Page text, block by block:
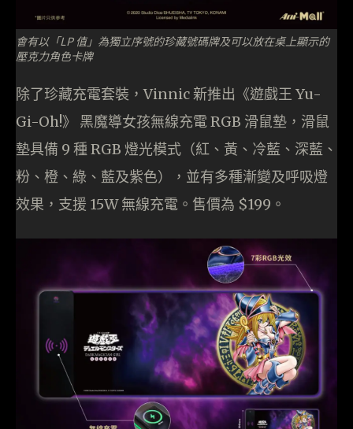
會有以「LP 值」為獨立序號的珍藏號碼牌及可以放在桌上顯示的
壓克力角色卡牌
除了珍藏充電套裝，Vinnic 新推出《遊戲王 Yu-
Gi-Oh!》 黑魔導女孩無線充電 RGB 滑鼠墊，滑鼠
墊具備 9 種 RGB 燈光模式（紅、黃、冷藍、深藍、
粉、橙、綠、藍及紫色），並有多種漸變及呼吸燈
效果，支援 15W 無線充電。售價為 $199。